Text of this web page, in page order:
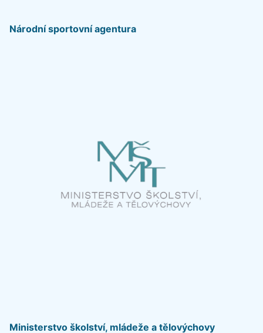
Národní sportovní agentura
Ministerstvo školství, mládeže a tělovýchovy